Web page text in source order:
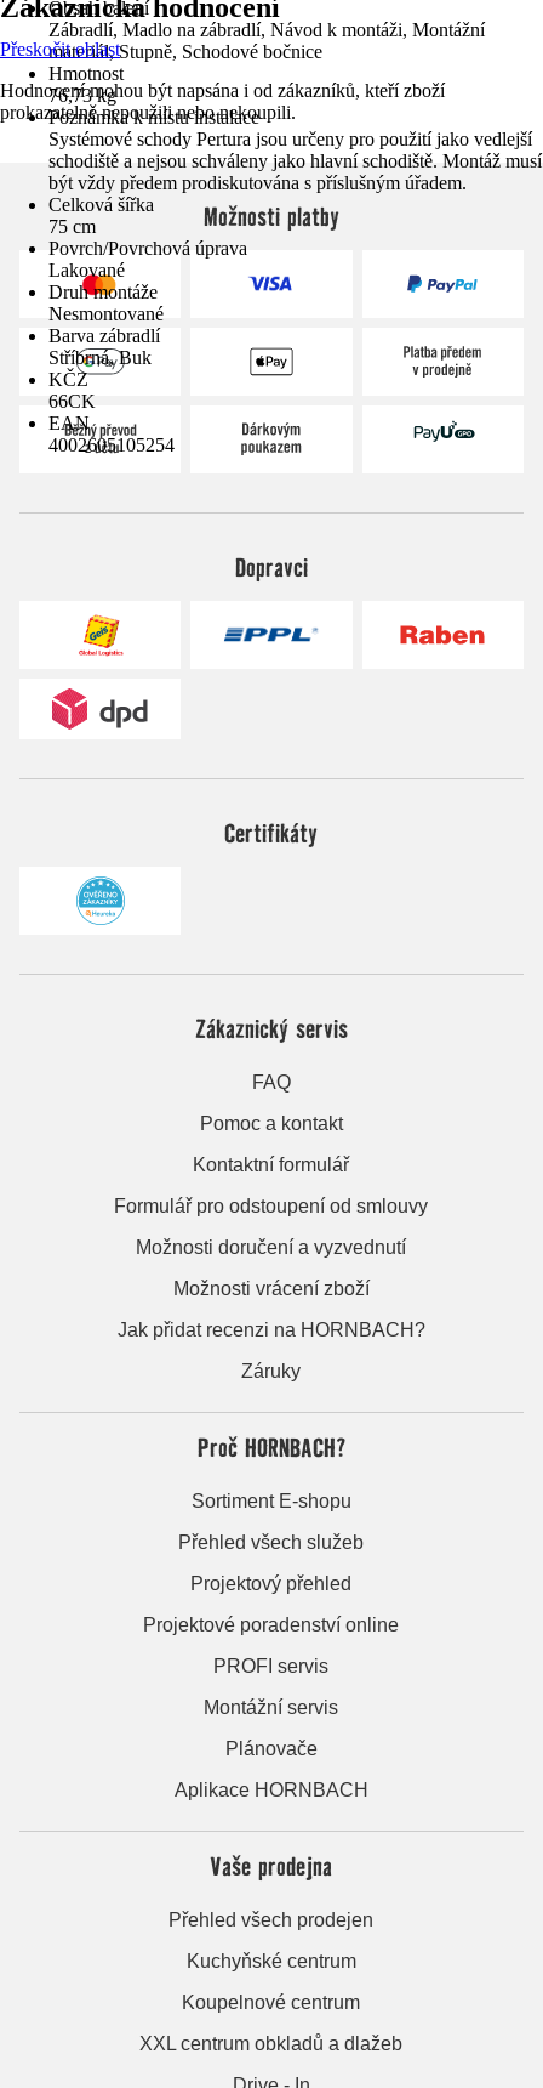
Obsah balení
Zábradlí, Madlo na zábradlí, Návod k montáži, Montážní
materiál, Stupně, Schodové bočnice
Hmotnost
76,73 kg
Poznámka k místu instalace
Systémové schody Pertura jsou určeny pro použití jako vedlejší
schodiště a nejsou schváleny jako hlavní schodiště. Montáž musí
být vždy předem prodiskutována s příslušným úřadem.
Celková šířka
75 cm
Povrch/Povrchová úprava
Lakované
Druh montáže
Nesmontované
Barva zábradlí
Stříbrná, Buk
KČZ
66CK
EAN
4002605105254
Zákaznická hodnocení
Přeskočit oblast
Hodnocení mohou být napsána i od zákazníků, kteří zboží
prokazatelně nepoužili nebo nekoupili.
Možnosti platby
Dopravci
Certifikáty
Zákaznický servis
FAQ
Pomoc a kontakt
Kontaktní formulář
Formulář pro odstoupení od smlouvy
Možnosti doručení a vyzvednutí
Možnosti vrácení zboží
Jak přidat recenzi na HORNBACH?
Záruky
Proč HORNBACH?
Sortiment E-shopu
Přehled všech služeb
Projektový přehled
Projektové poradenství online
PROFI servis
Montážní servis
Plánovače
Aplikace HORNBACH
Vaše prodejna
Přehled všech prodejen
Kuchyňské centrum
Koupelnové centrum
XXL centrum obkladů a dlažeb